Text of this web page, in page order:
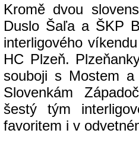
Kromě dvou
Duslo Šaľa a ŠKP
interligového
HC Plzeň.
souboji s Mostem
Slovenkám
šestý tým
favoritem i v